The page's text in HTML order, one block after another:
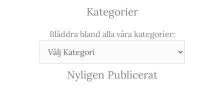
Kategorier
Bläddra bland alla våra kategorier:
Nyligen Publicerat